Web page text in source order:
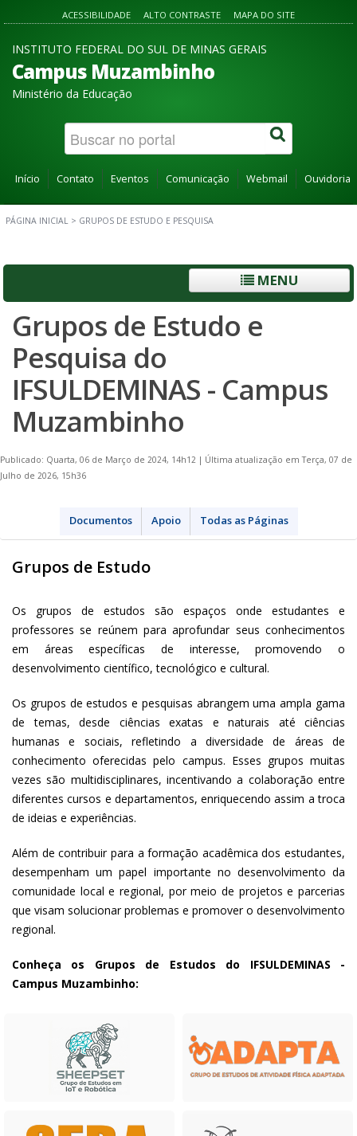
ACESSIBILIDADE ALTO CONTRASTE MAPA DO SITE
INSTITUTO FEDERAL DO SUL DE MINAS GERAIS
Campus Muzambinho
Ministério da Educação
Início Contato Eventos Comunicação Webmail Ouvidoria
PÁGINA INICIAL > GRUPOS DE ESTUDO E PESQUISA
MENU
Grupos de Estudo e
Pesquisa do
IFSULDEMINAS - Campus
Muzambinho
Publicado: Quarta, 06 de Março de 2024, 14h12 | Última atualização em Terça, 07 de
Julho de 2026, 15h36
Documentos Apoio Todas as Páginas
Grupos de Estudo
Os grupos de estudos são espaços onde estudantes e
professores se reúnem para aprofundar seus conhecimentos
em áreas específicas de interesse, promovendo o
desenvolvimento científico, tecnológico e cultural.
Os grupos de estudos e pesquisas abrangem uma ampla gama
de temas, desde ciências exatas e naturais até ciências
humanas e sociais, refletindo a diversidade de áreas de
conhecimento oferecidas pelo campus. Esses grupos muitas
vezes são multidisciplinares, incentivando a colaboração entre
diferentes cursos e departamentos, enriquecendo assim a troca
de ideias e experiências.
Além de contribuir para a formação acadêmica dos estudantes,
desempenham um papel importante no desenvolvimento da
comunidade local e regional, por meio de projetos e parcerias
que visam solucionar problemas e promover o desenvolvimento
regional.
Conheça os Grupos de Estudos do IFSULDEMINAS -
Campus Muzambinho: